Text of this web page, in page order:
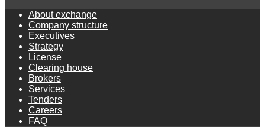
About exchange
Company structure
Executives
Strategy
License
Clearing house
Brokers
Services
Tenders
Careers
FAQ